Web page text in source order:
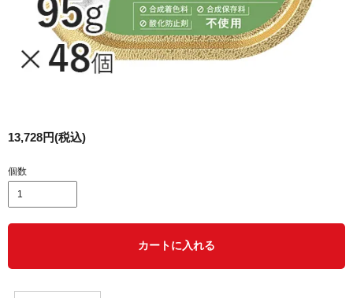
13,728円(税込)
個数
カートに入れる